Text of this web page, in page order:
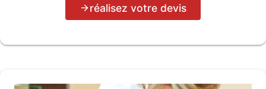
réalisez votre devis